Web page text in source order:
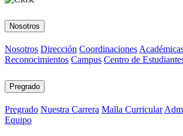
Nosotros
Nosotros Dirección Coordinaciones
Reconocimientos Campus Centro de
Pregrado
Pregrado Nuestra Carrera Malla Curricular
Equipo